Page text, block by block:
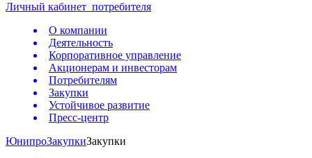
Личный кабинет потребителя
О компании
Деятельность
Корпоративное управление
Акционерам и инвесторам
Потребителям
Закупки
Устойчивое развитие
Пресс-центр
ЮнипроЗакупкиЗакупки